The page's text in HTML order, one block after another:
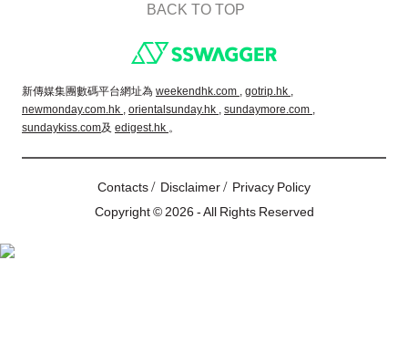
BACK TO TOP
新傳媒集團數碼平台網址為 weekendhk.com , gotrip.hk ,
newmonday.com.hk , orientalsunday.hk , sundaymore.com ,
sundaykiss.com及 edigest.hk 。
Contacts/ Disclaimer/ Privacy Policy
Copyright © 2026 - All Rights Reserved